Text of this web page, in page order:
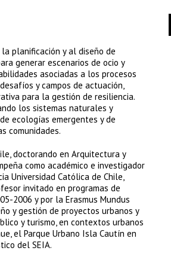
planificación y al diseño de
generar escenarios de ocio y
asociadas a los procesos
y campos de actuación,
para la gestión de resiliencia.
los sistemas naturales y
ecologías emergentes y de
comunidades.
doctorando en Arquitectura y
como académico e investigador
Universidad Católica de Chile,
invitado en programas de
2006 y por la Erasmus Mundus
y gestión de proyectos urbanos y
y turismo, en contextos urbanos
el Parque Urbano Isla Cautín en
del SEIA.